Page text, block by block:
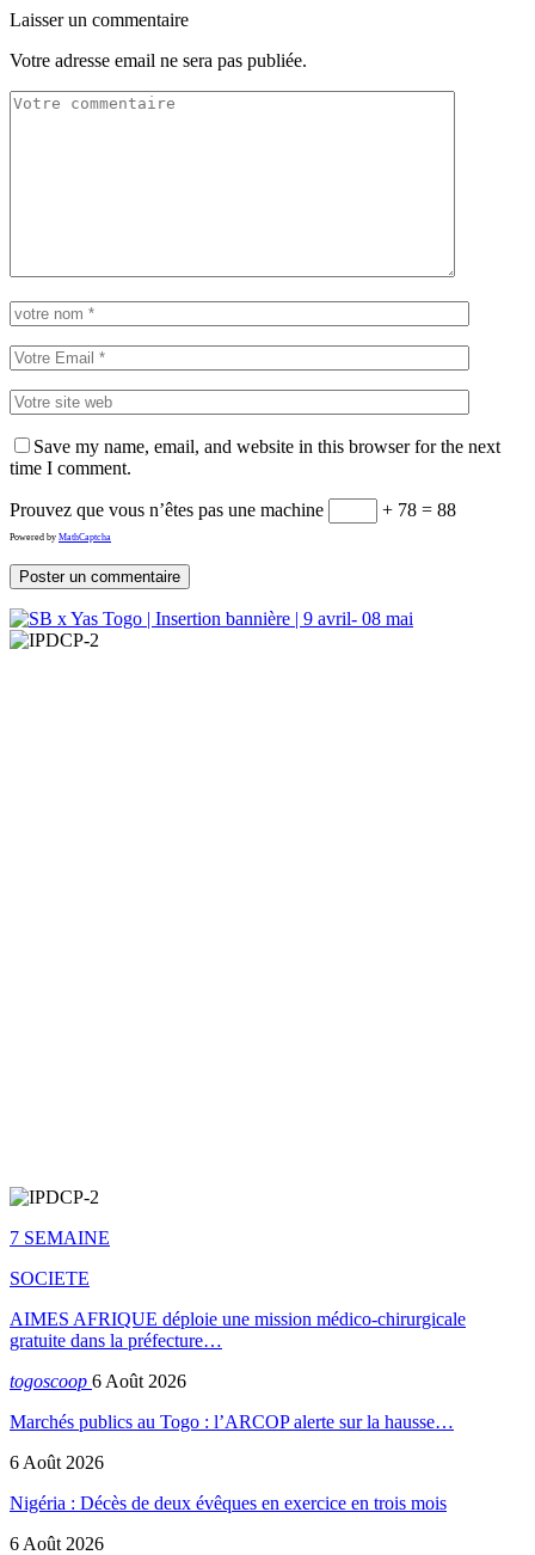
Laisser un commentaire
Votre adresse email ne sera pas publiée.
Save my name, email, and website in this browser for the next
time I comment.
Prouvez que vous n’êtes pas une machine + 78 = 88
Powered by MathCaptcha
7 SEMAINE
SOCIETE
AIMES AFRIQUE déploie une mission médico-chirurgicale
gratuite dans la préfecture…
togoscoop 6 Août 2026
Marchés publics au Togo : l’ARCOP alerte sur la hausse…
6 Août 2026
Nigéria : Décès de deux évêques en exercice en trois mois
6 Août 2026